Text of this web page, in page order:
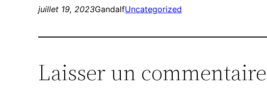
juillet 19, 2023GandalfUncategorized
Laisser un commentaire